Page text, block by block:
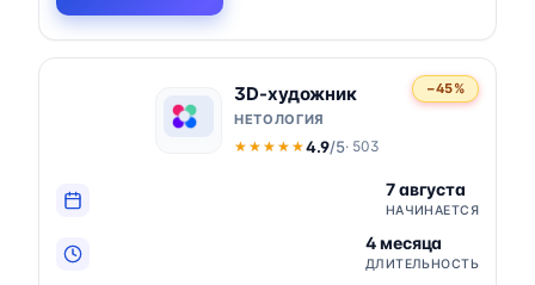
−45%
3D-художник
НЕТОЛОГИЯ
★★★★★
★★★★★4.9/5· 503
7 августа
НАЧИНАЕТСЯ
4 месяца
ДЛИТЕЛЬНОСТЬ